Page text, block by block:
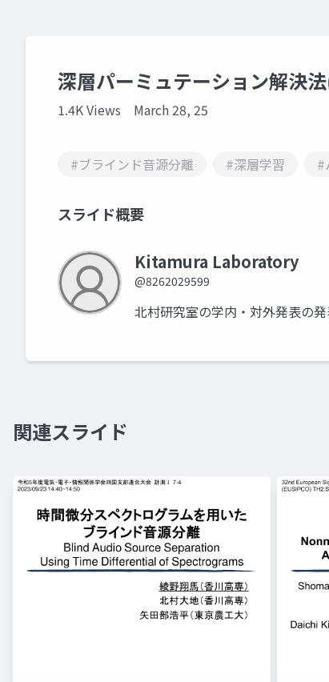
深層パーミュテーション解決
1.4K Views March 28, 25
#ブラインド音源分離 #深層学習 #
スライド概要
Kitamura Laboratory
@8262029599
北村研究室の学内・対外発表の
関連スライド